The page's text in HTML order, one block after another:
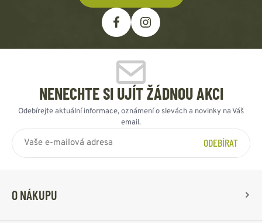
NENECHTE SI UJÍT ŽÁDNOU AKCI
Odebírejte aktuální informace, oznámení o slevách a novinky na Váš
email.
ODEBÍRAT
O NÁKUPU